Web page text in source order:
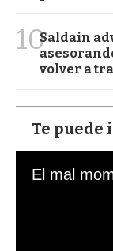
10Saldain
volver a
Te puede